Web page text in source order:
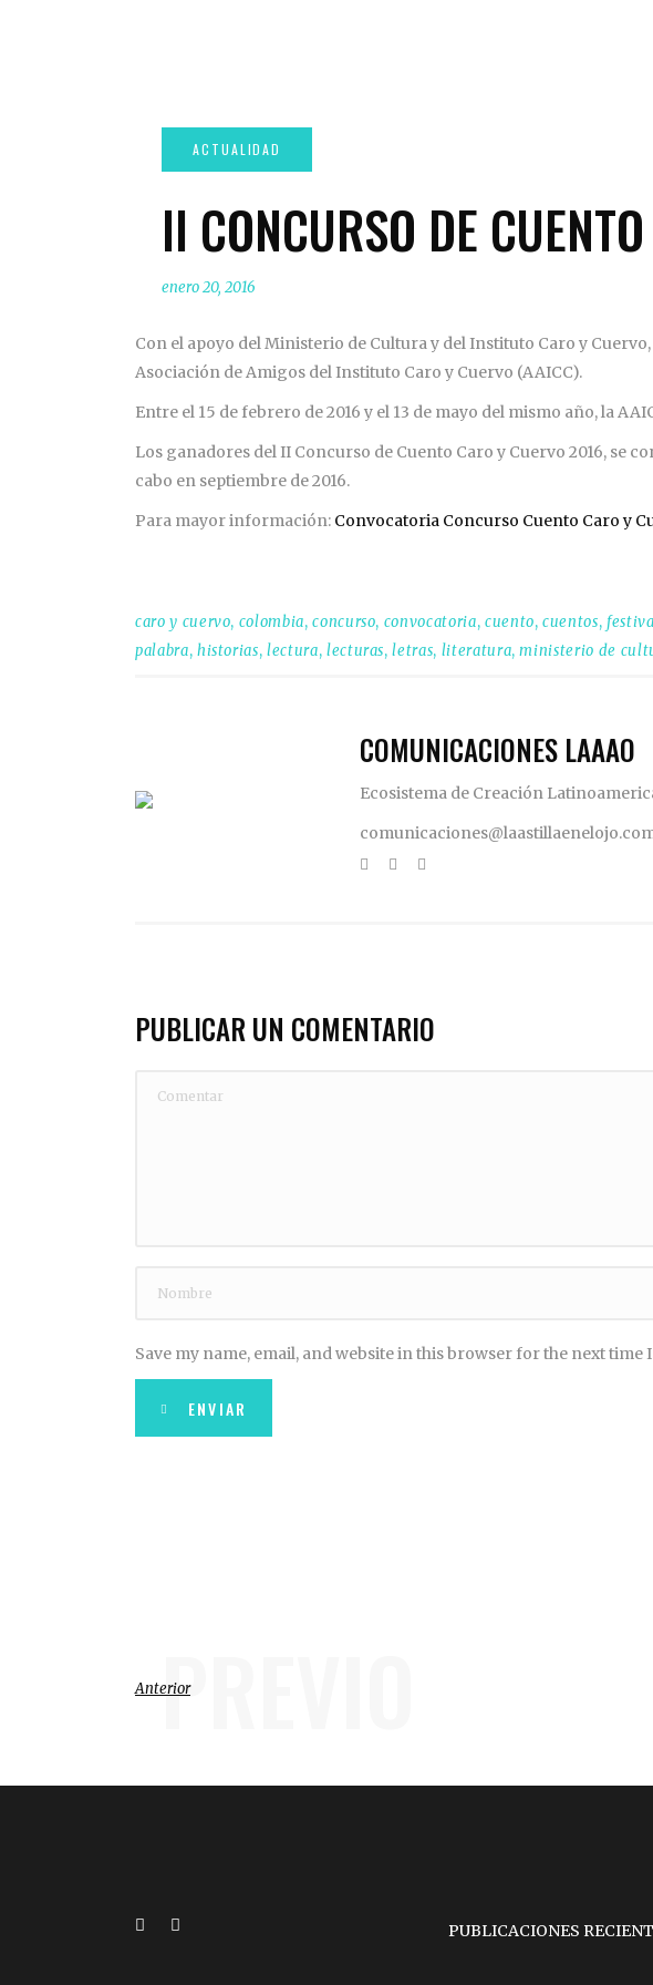
II CONCURSO DE
enero 20, 2016
Con el apoyo del Ministerio de Cultura y del Instituto Caro y
Asociación de Amigos del Instituto Caro y Cuervo (AAICC).
Entre el 15 de febrero de 2016 y el 13 de mayo del mismo año, la
Los ganadores del II Concurso de Cuento Caro y Cuervo 2016, se
cabo en septiembre de 2016.
Para mayor información: Convocatoria Concurso Cuento Caro y
caro y cuervo, colombia,concurso, convocatoria, cuento,cuentos,
palabra, historias,lectura, lecturas,letras, literatura,ministerio de
COMUNICACIONES LAAAO
Ecosistema de Creación
PUBLICAR UN COMENTARIO
Save my name, email, and website in this browser for the next time
ENVIAR
PREVIO
Anterior
PUBLICACIONES